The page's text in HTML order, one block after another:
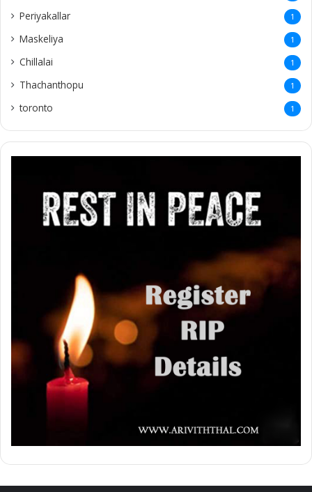
Periyakallar 1
Maskeliya 1
Chillalai 1
Thachanthopu 1
toronto 1